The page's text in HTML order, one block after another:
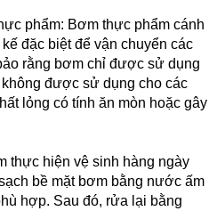
phẩm: Bơm thực phẩm cánh
đặc biệt để vận chuyển các
rằng bơm chỉ được sử dụng
được sử dụng cho các
lỏng có tính ăn mòn hoặc gây
thực hiện vệ sinh hàng ngày
bề mặt bơm bằng nước ấm
hợp. Sau đó, rửa lại bằng